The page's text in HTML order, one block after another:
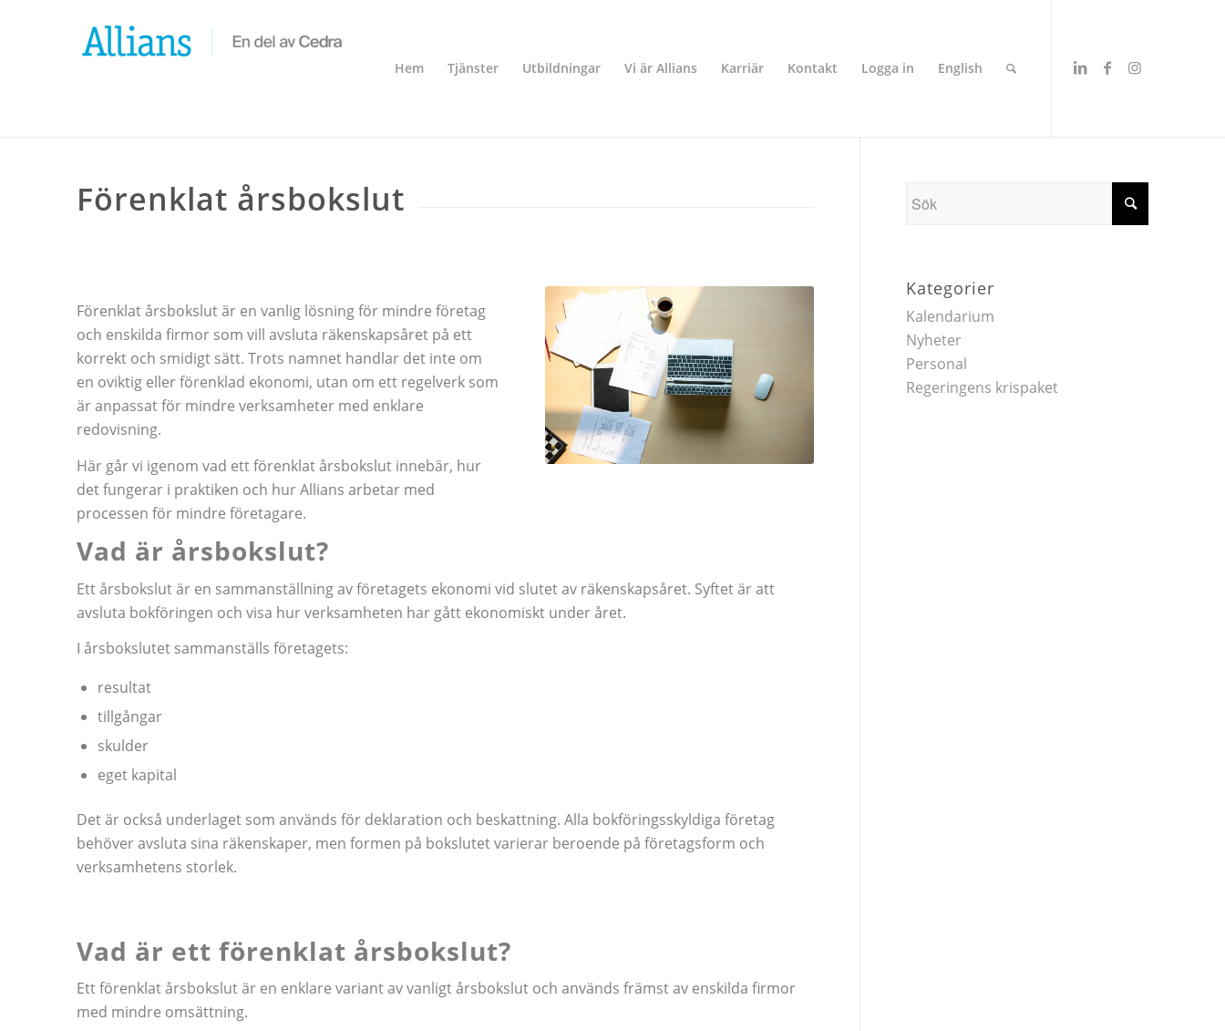
Hem Tjänster Utbildningar Vi är Allians Karriär Kontakt Logga in English
Förenklat årsbokslut
Förenklat årsbokslut är en vanlig lösning för mindre företag
och enskilda firmor som vill avsluta räkenskapsåret på ett
korrekt och smidigt sätt. Trots namnet handlar det inte om
en oviktig eller förenklad ekonomi, utan om ett regelverk som
är anpassat för mindre verksamheter med enklare
redovisning.
Här går vi igenom vad ett förenklat årsbokslut innebär, hur
det fungerar i praktiken och hur Allians arbetar med
processen för mindre företagare.
Vad är årsbokslut?
Ett årsbokslut är en sammanställning av företagets ekonomi vid slutet av räkenskapsåret. Syftet är att
avsluta bokföringen och visa hur verksamheten har gått ekonomiskt under året.
I årsbokslutet sammanställs företagets:
resultat
tillgångar
skulder
eget kapital
Det är också underlaget som används för deklaration och beskattning. Alla bokföringsskyldiga företag
behöver avsluta sina räkenskaper, men formen på bokslutet varierar beroende på företagsform och
verksamhetens storlek.
Vad är ett förenklat årsbokslut?
Ett förenklat årsbokslut är en enklare variant av vanligt årsbokslut och används främst av enskilda firmor
med mindre omsättning.
Kategorier
Kalendarium
Nyheter
Personal
Regeringens krispaket